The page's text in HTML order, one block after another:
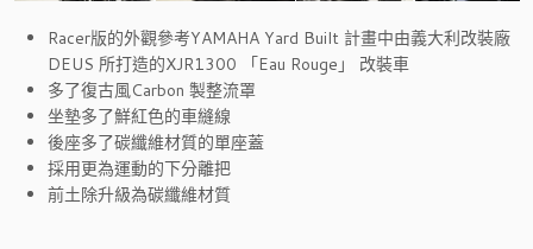
Racer版的外觀參考YAMAHA Yard Built 計畫中由義大利改裝廠
DEUS 所打造的XJR1300 「Eau Rouge」 改裝車
多了復古風Carbon 製整流罩
坐墊多了鮮紅色的車縫線
後座多了碳纖維材質的單座蓋
採用更為運動的下分離把
前土除升級為碳纖維材質